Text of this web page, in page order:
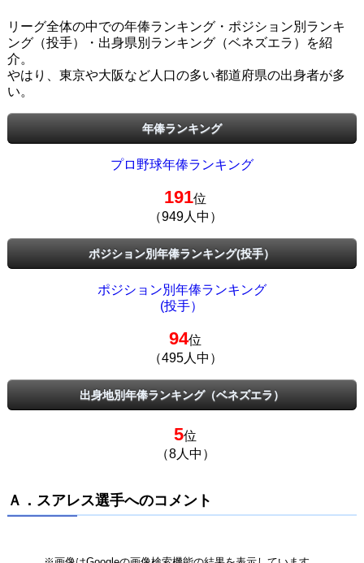
リーグ全体の中での年俸ランキング・ポジション別ランキ
ング（投手）・出身県別ランキング（ベネズエラ）を紹
介。
やはり、東京や大阪など人口の多い都道府県の出身者が多
い。
年俸ランキング
プロ野球年俸ランキング
191位
（949人中）
ポジション別年俸ランキング(投手）
ポジション別年俸ランキング
(投手）
94位
（495人中）
出身地別年俸ランキング（ベネズエラ）
5位
（8人中）
Ａ．スアレス選手へのコメント